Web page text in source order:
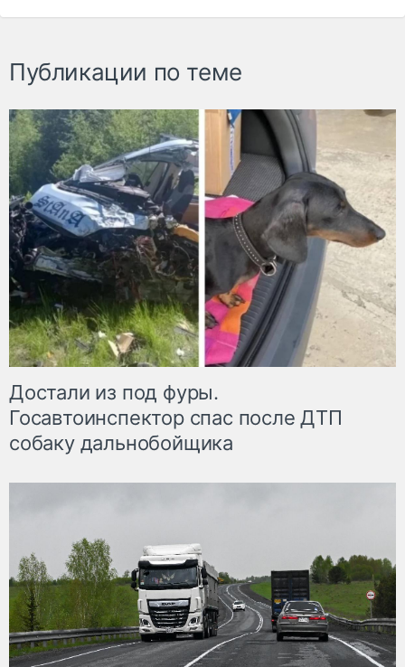
Публикации по теме
Достали из под фуры.
Госавтоинспектор спас после ДТП
собаку дальнобойщика